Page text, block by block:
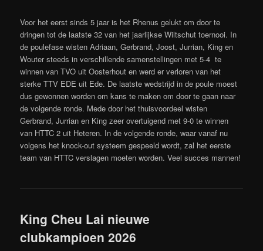
Voor het eerst sinds 5 jaar is het Rhenus gelukt om door te
dringen tot de laatste 32 van het jaarlijkse Wiltschut toernooi. In
de poulefase wisten Adriaan, Gerbrand, Joost, Jurrian, King en
Wouter steeds in verschillende samenstellingen met 5-4 te
winnen van TVO uit Oosterhout en werd er verloren van het
sterke TTV EDE uit Ede. De laatste wedstrijd in de poule moest
dus gewonnen worden om kans te maken om door te gaan naar
de volgende ronde. Mede door het thuisvoordeel wisten
Gerbrand, Jurrian en King zeer overtuigend met 9-0 te winnen
van HTTC 2 uit Heteren. In de volgende ronde, waar vanaf nu
volgens het knock-out systeem gespeeld wordt, zal het eerste
team van HTTC verslagen moeten worden. Veel succes mannen!
King Cheu Lai nieuwe
clubkampioen 2026